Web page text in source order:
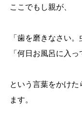
ここでもし親が、
「歯を磨きなさい。
「何日お風呂に入
という言葉をかけ
ます。